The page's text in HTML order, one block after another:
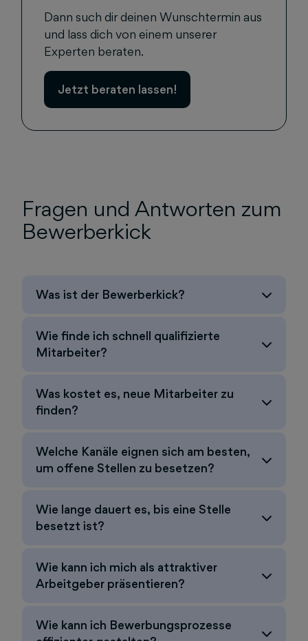
Dann such dir deinen Wunschtermin aus
und lass dich von einem unserer
Experten beraten.
Jetzt beraten lassen!
Fragen und Antworten zum
Bewerberkick
Was ist der Bewerberkick?
Wie finde ich schnell qualifizierte
Mitarbeiter?
Was kostet es, neue Mitarbeiter zu
finden?
Welche Kanäle eignen sich am besten,
um offene Stellen zu besetzen?
Wie lange dauert es, bis eine Stelle
besetzt ist?
Wie kann ich mich als attraktiver
Arbeitgeber präsentieren?
Wie kann ich Bewerbungsprozesse